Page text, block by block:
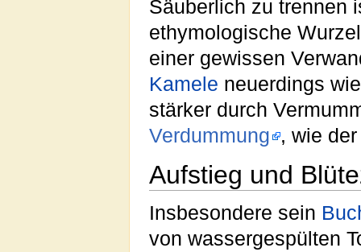
Säuberlich zu trennen
ethymologische
einer gewissen
Kamele neuerdings
stärker durch
Verdummung , wie
Aufstieg und
Insbesondere sein
von wassergespülten